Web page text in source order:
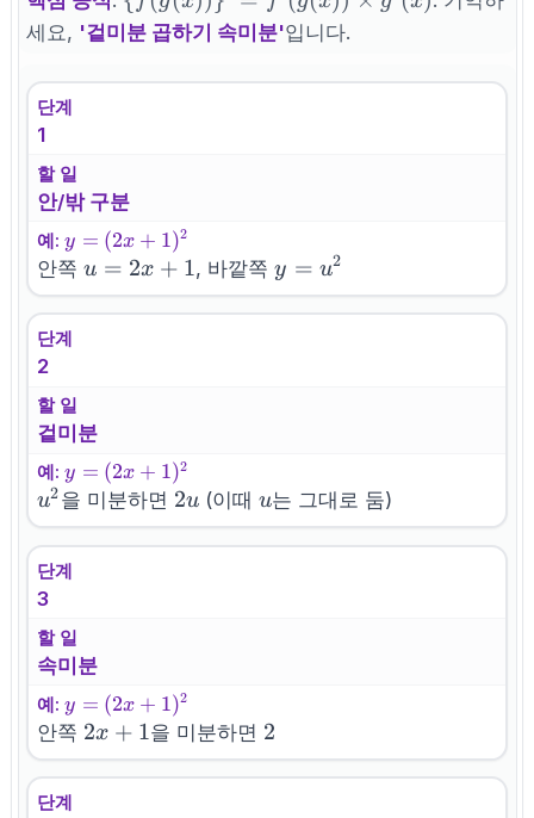
{f(g(x))\}'
f^{\prime}
세요, '겉미분 곱하기 속미분'입니다.
단계
1
할 일
안/밖 구분
예: y=
(2x+1)^2
y = (2x + 1)2
안쪽 u=2x+1
u = 2x + 1, 바깥쪽y=u^2
y = u2
단계
2
할 일
겉미분
예: y=
(2x+1)^2
y = (2x + 1)2
u^2
u2을 미분하면 2u
2u (이때 u
u는 그대로 둠)
단계
3
할 일
속미분
예: y=
(2x+1)^2
y = (2x + 1)2
안쪽 2x+1
2x + 1을 미분하면 2
2
단계